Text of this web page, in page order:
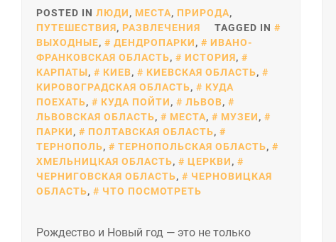
POSTED IN ЛЮДИ, МЕСТА, ПРИРОДА,
ПУТЕШЕСТВИЯ, РАЗВЛЕЧЕНИЯ
TAGGED IN
ВЫХОДНЫЕ, ДЕНДРОПАРКИ,
ИВАНО-
ФРАНКОВСКАЯ ОБЛАСТЬ, ИСТОРИЯ,
КАРПАТЫ, КИЕВ, КИЕВСКАЯ ОБЛАСТЬ,
КИРОВОГРАДСКАЯ ОБЛАСТЬ,
КУДА
ПОЕХАТЬ, КУДА ПОЙТИ, ЛЬВОВ,
ЛЬВОВСКАЯ ОБЛАСТЬ, МЕСТА, МУЗЕИ,
ПАРКИ, ПОЛТАВСКАЯ ОБЛАСТЬ,
ТЕРНОПОЛЬ, ТЕРНОПОЛЬСКАЯ ОБЛАСТЬ,
ХМЕЛЬНИЦКАЯ ОБЛАСТЬ, ЦЕРКВИ,
ЧЕРНИГОВСКАЯ ОБЛАСТЬ,
ЧЕРНОВИЦКАЯ
ОБЛАСТЬ, ЧТО ПОСМОТРЕТЬ
Рождество и Новый год — это не только